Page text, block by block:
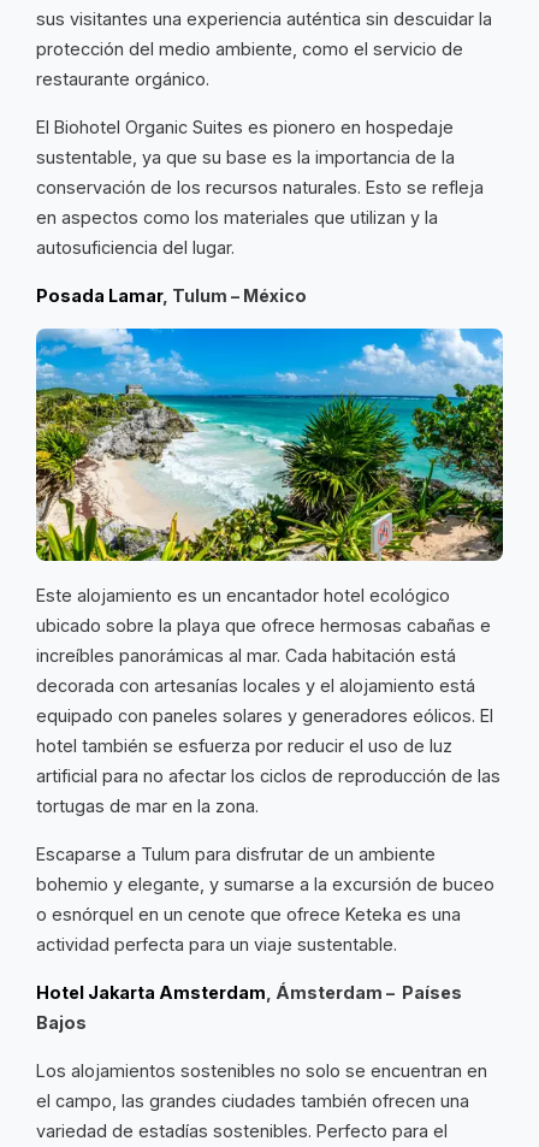
sus visitantes una experiencia auténtica sin descuidar la
protección del medio ambiente, como el servicio de
restaurante orgánico.
El Biohotel Organic Suites es pionero en hospedaje
sustentable, ya que su base es la importancia de la
conservación de los recursos naturales. Esto se refleja
en aspectos como los materiales que utilizan y la
autosuficiencia del lugar.
Posada Lamar, Tulum – México
Este alojamiento es un encantador hotel ecológico
ubicado sobre la playa que ofrece hermosas cabañas e
increíbles panorámicas al mar. Cada habitación está
decorada con artesanías locales y el alojamiento está
equipado con paneles solares y generadores eólicos. El
hotel también se esfuerza por reducir el uso de luz
artificial para no afectar los ciclos de reproducción de las
tortugas de mar en la zona.
Escaparse a Tulum para disfrutar de un ambiente
bohemio y elegante, y sumarse a la excursión de buceo
o esnórquel en un cenote que ofrece Keteka es una
actividad perfecta para un viaje sustentable.
Hotel Jakarta Amsterdam , Ámsterdam – Países
Bajos
Los alojamientos sostenibles no solo se encuentran en
el campo, las grandes ciudades también ofrecen una
variedad de estadías sostenibles. Perfecto para el